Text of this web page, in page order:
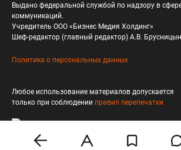
Выдано федеральной службой по надзору в
коммуникаций.
Учредитель ООО «Бизнес Медия Холдинг»
Шеф-редактор (главный редактор) А.В. Брусницын
Политика о персональных данных
Любое использование материалов допускается
только при соблюдении правил перепечатки